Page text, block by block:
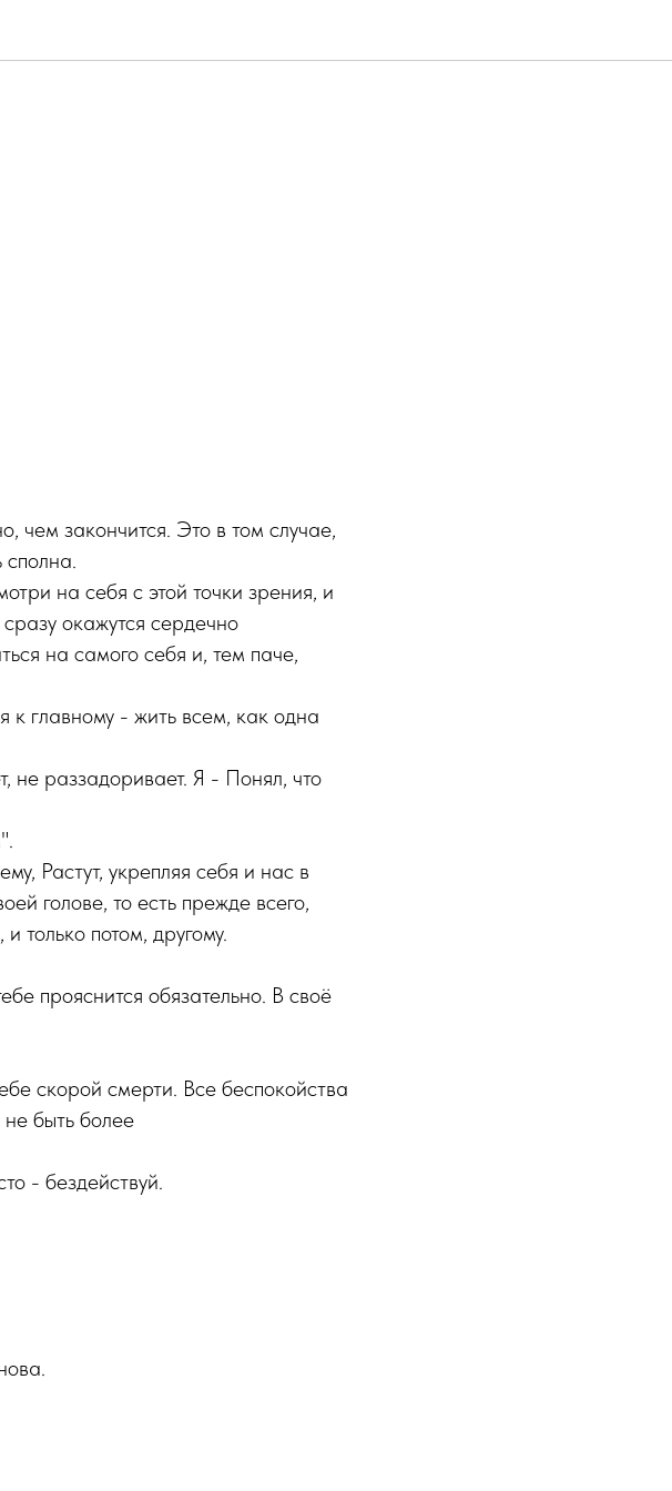
чем закончится. Это в том случае,
на себя с этой точки зрения, и
окажутся сердечно
на самого себя и, тем паче,
к главному - жить всем, как одна
не раззадоривает. Я - Понял, что
Растут, укрепляя себя и нас в
голове, то есть прежде всего,
только потом, другому.
прояснится обязательно. В своё
скорой смерти. Все беспокойства
не быть более
- бездействуй.